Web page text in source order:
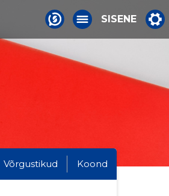
SISENE
Võrgustikud Koond